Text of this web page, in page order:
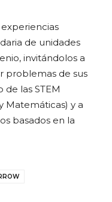
de unidades
invitándolos a
problemas de sus
las STEM
Matemáticas) y a
basados en la